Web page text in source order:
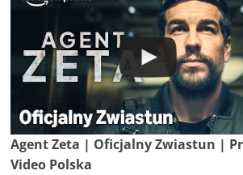
Agent Zeta | Oficjalny Zwiastun |
Video Polska